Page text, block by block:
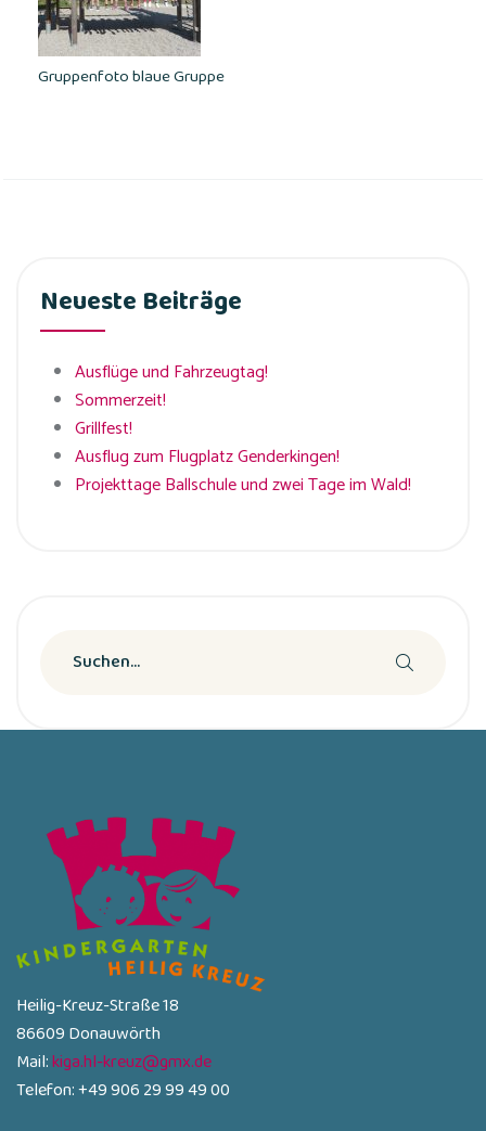
Gruppenfoto blaue Gruppe
Neueste Beiträge
Ausflüge und Fahrzeugtag!
Sommerzeit!
Grillfest!
Ausflug zum Flugplatz Genderkingen!
Projekttage Ballschule und zwei Tage im Wald!
Heilig-Kreuz-Straße 18
86609 Donauwörth
Mail:kiga.hl-kreuz@gmx.de
Telefon: +49 906 29 99 49 00